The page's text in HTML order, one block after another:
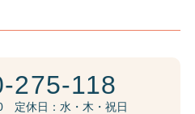
275-118
定休日：水・木・祝日